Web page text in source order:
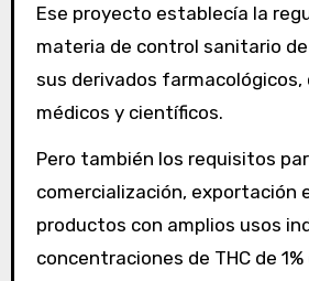
Ese proyecto establecía la
materia de control sanitario
sus derivados farmacológicos,
médicos y científicos.
Pero también los requisitos
comercialización, exportación
productos con amplios usos
concentraciones de THC de